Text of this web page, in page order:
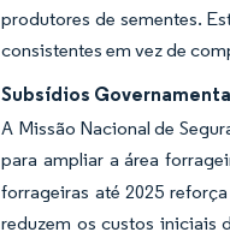
produtores de sementes.
consistentes em vez de
Subsídios
A Missão Nacional de
para ampliar a área
forrageiras até 2025
reduzem os custos iniciais